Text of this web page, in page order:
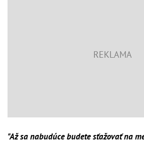
"Až sa nabudúce budete sťažovať na